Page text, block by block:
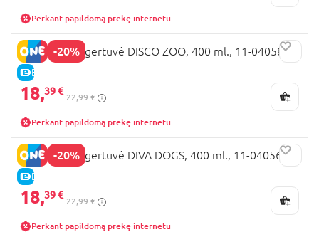
Perkant papildomą prekę internetu
-20%
E-KAINA
KAMBUKKA gertuvė DISCO ZOO, 400 ml., 11-04058
18,39 €
22,99 €
Perkant papildomą prekę internetu
-20%
E-KAINA
KAMBUKKA gertuvė DIVA DOGS, 400 ml., 11-04056
18,39 €
22,99 €
Perkant papildomą prekę internetu